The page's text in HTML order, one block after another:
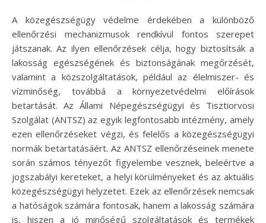
A közegészségügy védelme érdekében a különböző
ellenőrzési mechanizmusok rendkívül fontos szerepet
játszanak. Az ilyen ellenőrzések célja, hogy biztosítsák a
lakosság egészségének és biztonságának megőrzését,
valamint a közszolgáltatások, például az élelmiszer- és
vízminőség, továbbá a környezetvédelmi előírások
betartását. Az Állami Népegészségügyi és Tisztiorvosi
Szolgálat (ANTSZ) az egyik legfontosabb intézmény, amely
ezen ellenőrzéseket végzi, és felelős a közegészségügyi
normák betartatásáért. Az ANTSZ ellenőrzéseinek menete
során számos tényezőt figyelembe vesznek, beleértve a
jogszabályi kereteket, a helyi körülményeket és az aktuális
közegészségügyi helyzetet. Ezek az ellenőrzések nemcsak
a hatóságok számára fontosak, hanem a lakosság számára
is, hiszen a jó minőségű szolgáltatások és termékek